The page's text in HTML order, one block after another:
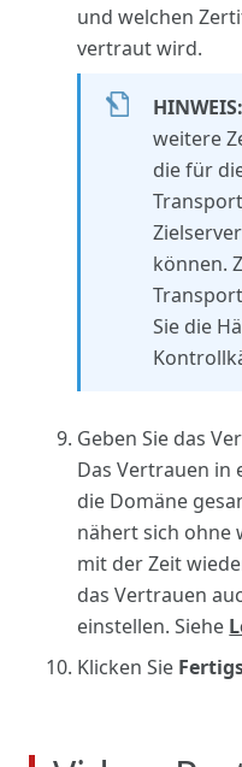
und welchen
vertraut wird.
weitere
die für
können.
Sie die
Geben Sie das
Das Vertrauen in
die Domäne
nähert sich ohne
mit der Zeit
das Vertrauen
einstellen. Siehe
Klicken Sie